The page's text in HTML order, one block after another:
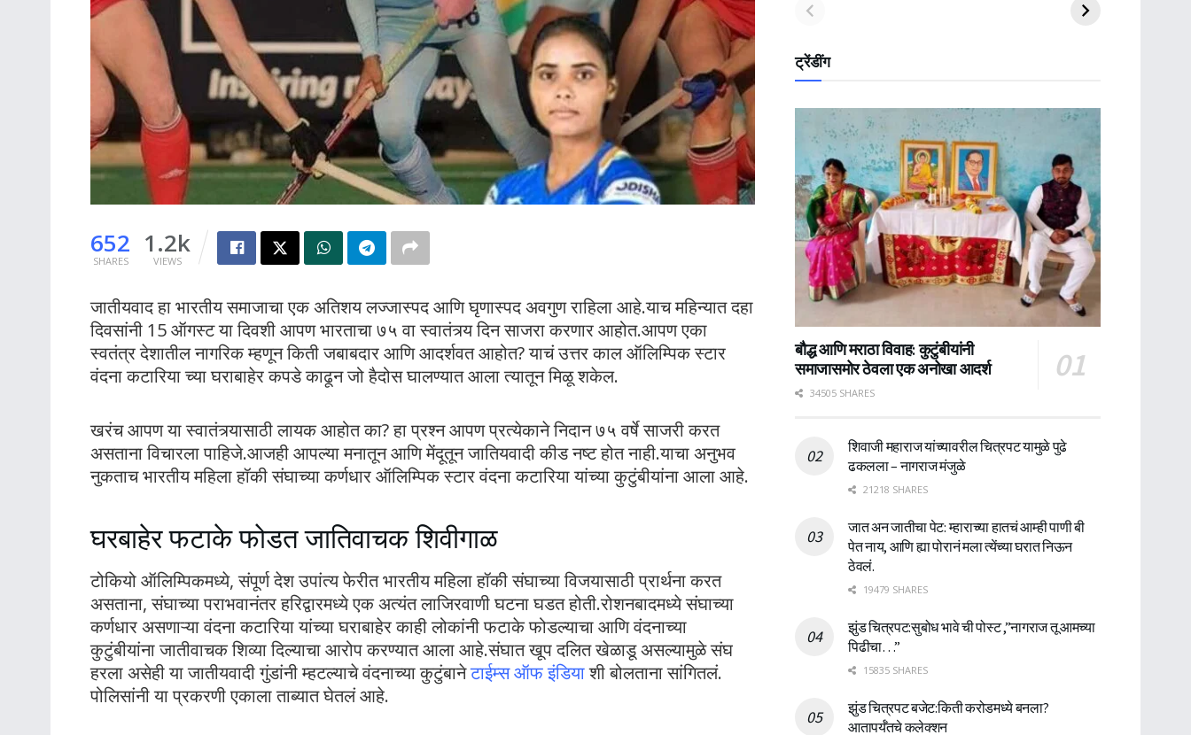
652
SHARES
1.2k
VIEWS
जातीयवाद हा भारतीय समाजाचा एक अतिशय लज्जास्पद आणि घृणास्पद अवगुण राहिला आहे.याच महिन्यात दहा
दिवसांनी 15 ऑगस्ट या दिवशी आपण भारताचा ७५ वा स्वातंत्र्य दिन साजरा करणार आहोत.आपण एका
स्वतंत्र देशातील नागरिक म्हणून किती जबाबदार आणि आदर्शवत आहोत? याचं उत्तर काल ऑलिम्पिक स्टार
वंदना कटारिया च्या घराबाहेर कपडे काढून जो हैदोस घालण्यात आला त्यातून मिळू शकेल.
खरंच आपण या स्वातंत्र्यासाठी लायक आहोत का? हा प्रश्न आपण प्रत्येकाने निदान ७५ वर्षे साजरी करत
असताना विचारला पाहिजे.आजही आपल्या मनातून आणि मेंदूतून जातियवादी कीड नष्ट होत नाही.याचा अनुभव
नुकताच भारतीय महिला हॉकी संघाच्या कर्णधार ऑलिम्पिक स्टार वंदना कटारिया यांच्या कुटुंबीयांना आला आहे.
घरबाहेर फटाके फोडत जातिवाचक शिवीगाळ
टोकियो ऑलिम्पिकमध्ये, संपूर्ण देश उपांत्य फेरीत भारतीय महिला हॉकी संघाच्या विजयासाठी प्रार्थना करत
असताना, संघाच्या पराभवानंतर हरिद्वारमध्ये एक अत्यंत लाजिरवाणी घटना घडत होती.रोशनबादमध्ये संघाच्या
कर्णधार असणाऱ्या वंदना कटारिया यांच्या घराबाहेर काही लोकांनी फटाके फोडल्याचा आणि वंदनाच्या
कुटुंबीयांना जातीवाचक शिव्या दिल्याचा आरोप करण्यात आला आहे.संघात खूप दलित खेळाडू असल्यामुळे संघ
हरला असेही या जातीयवादी गुंडांनी म्हटल्याचे वंदनाच्या कुटुंबानेटाईम्स ऑफ इंडियाशी बोलताना सांगितलं.
पोलिसांनी या प्रकरणी एकाला ताब्यात घेतलं आहे.
ट्रेंडींग
बौद्ध आणि मराठा विवाह: कुटुंबीयांनी
समाजासमोर ठेवला एक अनोखा आदर्श
34505 SHARES
शिवाजी महाराज यांच्यावरील चित्रपट यामुळे पुढे
ढकलला – नागराज मंजुळे
21218 SHARES
जात अन जातीचा पेट: म्हाराच्या हातचं आम्ही पाणी बी
पेत नाय, आणि ह्या पोरानं मला त्येंच्या घरात निऊन
ठेवलं.
19479 SHARES
झुंड चित्रपट:सुबोध भावे ची पोस्ट ,”नागराज तू आमच्या
पिढीचा…”
15835 SHARES
झुंड चित्रपट बजेट:किती करोडमध्ये बनला?
आतापर्यँतचे कलेक्शन